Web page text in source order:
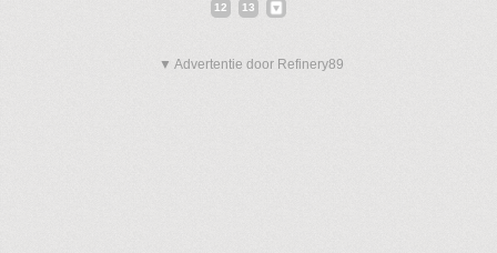
12 13
▼ Advertentie door Refinery89